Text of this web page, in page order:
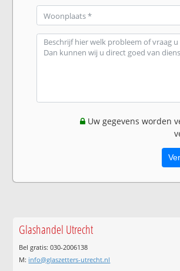
Uw gegevens worden
Glashandel Utrecht
Bel gratis: 030-2006138
M: info@glaszetters-utrecht.nl